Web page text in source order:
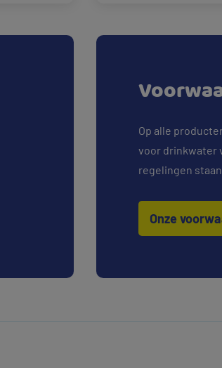
Op alle
voor drinkwater
regelingen
Onze